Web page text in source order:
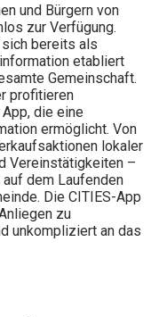
und Bürgern von
zur Verfügung.
bereits als
etabliert
Gemeinschaft.
profitieren
die eine
ermöglicht. Von
lokaler
Vereinstätigkeiten –
dem Laufenden
Die CITIES-App
zu
unkompliziert an das